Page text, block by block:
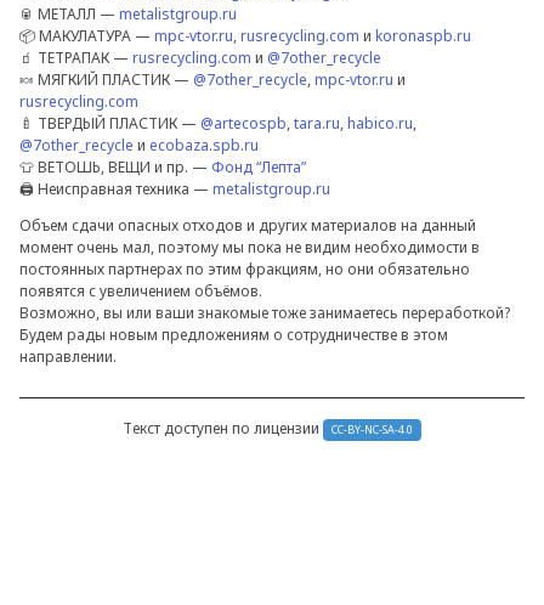
🥫 МЕТАЛЛ — metalistgroup.ru
📦 МАКУЛАТУРА — mpc-vtor.ru,rusrecycling.com и koronaspb.ru
🧃 ТЕТРАПАК — rusrecycling.com и @7other_recycle
🍬 МЯГКИЙ ПЛАСТИК — @7other_recycle,mpc-vtor.ru и
rusrecycling.com
🍼 ТВЕРДЫЙ ПЛАСТИК — @artecospb,tara.ru,habico.ru,
@7other_recycle и ecobaza.spb.ru
👕 ВЕТОШЬ, ВЕЩИ и пр. — Фонд “Лепта”
🖨 Неисправная техника — metalistgroup.ru
Объем сдачи опасных отходов и других материалов на данный
момент очень мал, поэтому мы пока не видим необходимости в
постоянных партнерах по этим фракциям, но они обязательно
появятся с увеличением объёмов.
Возможно, вы или ваши знакомые тоже занимаетесь переработкой?
Будем рады новым предложениям о сотрудничестве в этом
направлении.
Текст доступен по лицензии CC-BY-NC-SA-4.0